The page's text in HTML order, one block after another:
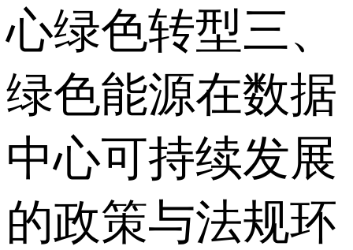
心绿色转型 三、
绿色能源在数据
中心可持续发展
的政策与法规环